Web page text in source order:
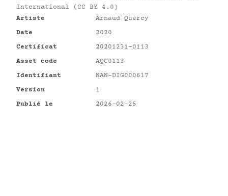
International (CC BY 4.0)
Artiste
Arnaud Quercy
Date
2020
Certificat
20201231-0113
Asset code
AQC0113
Identifiant
NAN-DIG000617
Version
1
Publié le
2026-02-25